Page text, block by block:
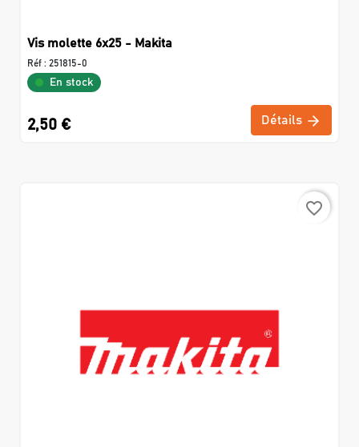
Vis molette 6x25 - Makita
Réf : 251815-0
En stock
2,50 € Détails
favorite_border